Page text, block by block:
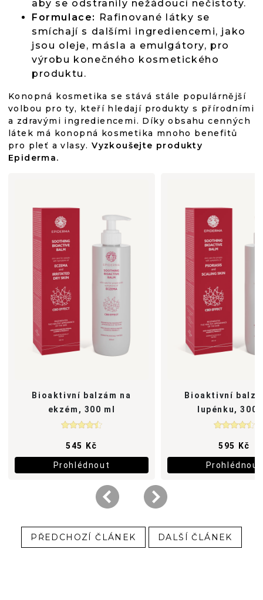
aby se odstranily nežádoucí nečistoty.
Formulace:
Rafinované látky se
smíchají s dalšími ingrediencemi, jako
jsou oleje, másla a emulgátory, pro
výrobu konečného kosmetického
produktu.
Konopná kosmetika se stává stále populárnější
volbou pro ty, kteří hledají produkty s přírodními
a zdravými ingrediencemi. Díky obsahu cenných
látek má konopná kosmetika mnoho benefitů
pro pleť a vlasy.Vyzkoušejte produkty
Epiderma.
PŘEDCHOZÍ ČLÁNEK DALŠÍ ČLÁNEK